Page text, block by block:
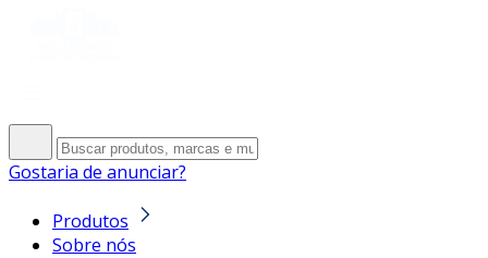
Gostaria de anunciar?
Produtos
Sobre nós